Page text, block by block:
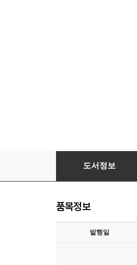
[대여] 도시 목회 가이드
도서정보
품목정보
발행일